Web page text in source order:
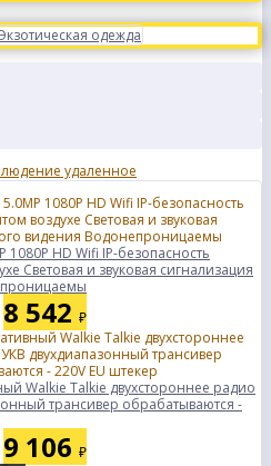
одежда
1080P HD Wifi IP-безопасность
Световая и звуковая сигнализация
8 542 ₽
Walkie Talkie двухстороннее радио
трансивер обрабатываются -
9 106 ₽